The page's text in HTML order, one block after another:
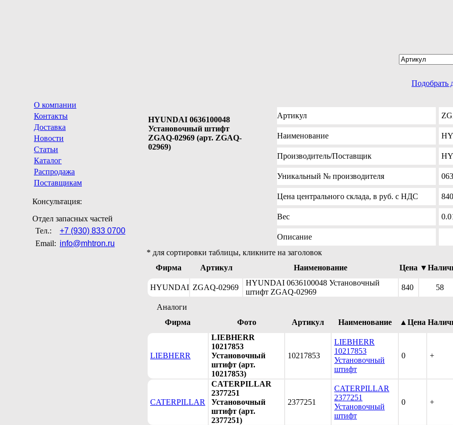
Подобрать
О компании
Контакты
Доставка
Новости
Статьи
Каталог
Распродажа
Поставщикам
Консультация:
Отдел запасных частей
Тел.:
+7 (930) 833 0700
Email: info@mhtron.ru
HYUNDAI 0636100048
Установочный штифт
ZGAQ-02969 (арт. ZGAQ-
02969)
Артикул
Наименование
Производитель/Поставщик
Уникальный № производителя
Цена центрального склада, в руб. с НДС 840
Вес
Описание
* для сортировки таблицы, кликните на заголовок
Фирма
Артикул Наименование Цена
HYUNDAI ZGAQ-02969
HYUNDAI 0636100048 Установочный
штифт ZGAQ-02969
840 58
Аналоги
Фирма
Фото Артикул Наименование ▲Цена
LIEBHERR
LIEBHERR
10217853
Установочный
штифт (арт.
10217853)
10217853
LIEBHERR
10217853
Установочный
штифт
0 +
CATERPILLAR
CATERPILLAR
2377251
Установочный
штифт (арт.
2377251)
2377251
CATERPILLAR
2377251
Установочный
штифт
0 +